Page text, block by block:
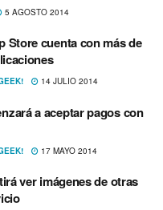
5 AGOSTO 2014
Store cuenta con más de
14 JULIO 2014
a aceptar pagos con
17 MAYO 2014
ver imágenes de otras